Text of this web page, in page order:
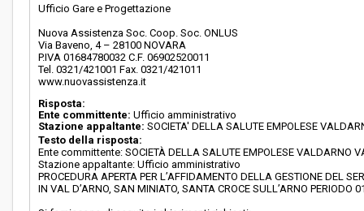
Ufficio Gare e Progettazione
Nuova Assistenza Soc. Coop. Soc. ONLUS
Via Baveno, 4 – 28100 NOVARA
P.IVA 01684780032 C.F. 06902520011
Tel. 0321/421001 Fax. 0321/421011
www.nuovassistenza.it
Risposta:
Ente committente: Ufficio amministrativo
Stazione appaltante: SOCIETA' DELLA SALUTE EMPOLESE
Testo della risposta:
Ente committente: SOCIETÀ DELLA SALUTE EMPOLESE VALDARNO
Stazione appaltante: Ufficio amministrativo
PROCEDURA APERTA PER L’AFFIDAMENTO DELLA GESTIONE DEL
IN VAL D’ARNO, SAN MINIATO, SANTA CROCE SULL’ARNO